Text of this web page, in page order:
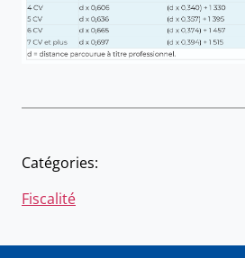
Catégories:
Fiscalité